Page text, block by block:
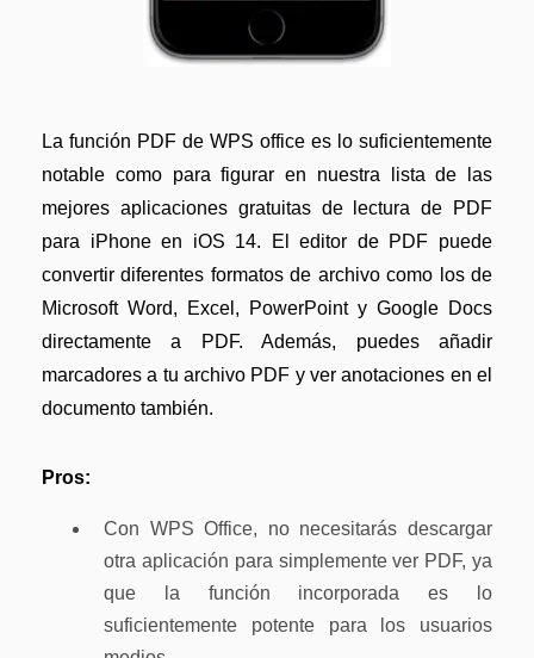
La función PDF de WPS office es lo suficientemente
notable como para figurar en nuestra lista de las
mejores aplicaciones gratuitas de lectura de PDF
para iPhone en iOS 14. El editor de PDF puede
convertir diferentes formatos de archivo como los de
Microsoft Word, Excel, PowerPoint y Google Docs
directamente a PDF. Además, puedes añadir
marcadores a tu archivo PDF y ver anotaciones en el
documento también.
Pros:
Con WPS Office, no necesitarás descargar
otra aplicación para simplemente ver PDF, ya
que la función incorporada es lo
suficientemente potente para los usuarios